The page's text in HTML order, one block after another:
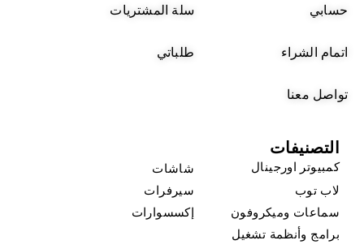
حسابي سلة المشتريات
اتمام الشراء طلباتي
تواصل معنا
التصنيفات
كمبيوتر اورجينال
شاشات
لاب توب
سيرفرات
سماعات وميكروفون
إكسسوارات
برامج وأنظمة تشغيل